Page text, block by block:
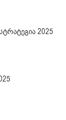
2025